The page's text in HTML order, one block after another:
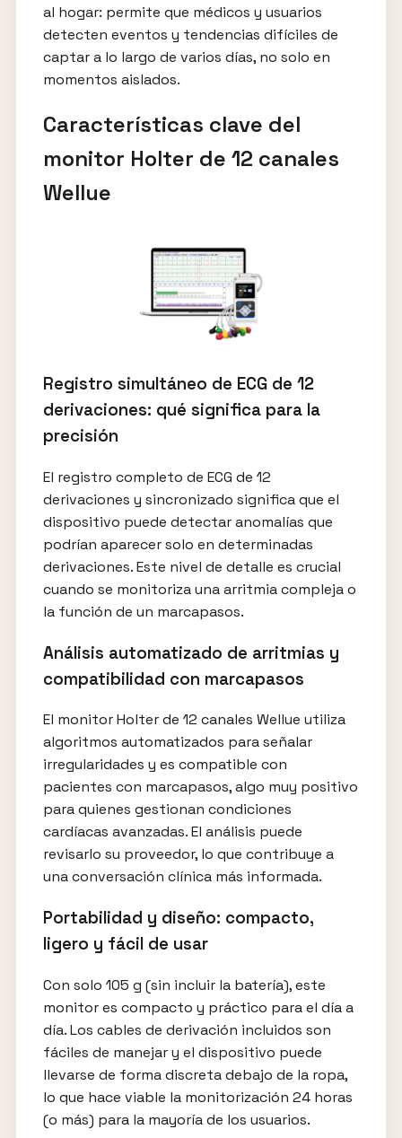
al hogar: permite que médicos y usuarios
detecten eventos y tendencias difíciles de
captar a lo largo de varios días, no solo en
momentos aislados.
Características clave del
monitor Holter de 12 canales
Wellue
Registro simultáneo de ECG de 12
derivaciones: qué significa para la
precisión
El registro completo de ECG de 12
derivaciones y sincronizado significa que el
dispositivo puede detectar anomalías que
podrían aparecer solo en determinadas
derivaciones. Este nivel de detalle es crucial
cuando se monitoriza una arritmia compleja o
la función de un marcapasos.
Análisis automatizado de arritmias y
compatibilidad con marcapasos
El monitor Holter de 12 canales Wellue utiliza
algoritmos automatizados para señalar
irregularidades y es compatible con
pacientes con marcapasos, algo muy positivo
para quienes gestionan condiciones
cardíacas avanzadas. El análisis puede
revisarlo su proveedor, lo que contribuye a
una conversación clínica más informada.
Portabilidad y diseño: compacto,
ligero y fácil de usar
Con solo 105 g (sin incluir la batería), este
monitor es compacto y práctico para el día a
día. Los cables de derivación incluidos son
fáciles de manejar y el dispositivo puede
llevarse de forma discreta debajo de la ropa,
lo que hace viable la monitorización 24 horas
(o más) para la mayoría de los usuarios.